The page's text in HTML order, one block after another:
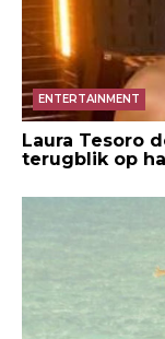
ENTERTAINMENT
Laura Tesoro
terugblik op